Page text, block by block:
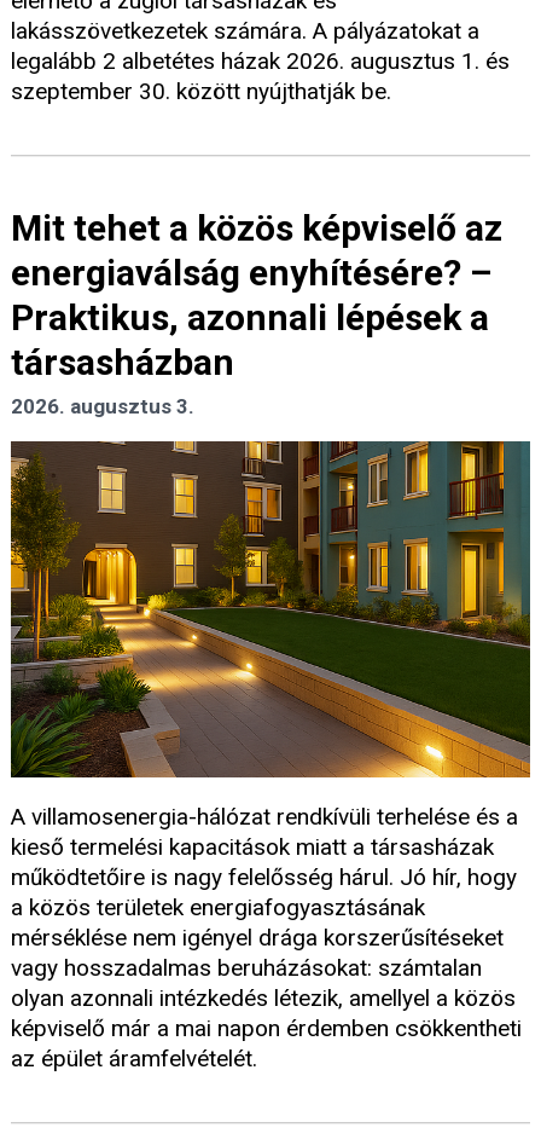
lakásszövetkezetek számára. A pályázatokat a
legalább 2 albetétes házak 2026. augusztus 1. és
szeptember 30. között nyújthatják be.
Mit tehet a közös képviselő az
energiaválság enyhítésére? –
Praktikus, azonnali lépések a
társasházban
2026. augusztus 3.
A villamosenergia-hálózat rendkívüli terhelése és a
kieső termelési kapacitások miatt a társasházak
működtetőire is nagy felelősség hárul. Jó hír, hogy
a közös területek energiafogyasztásának
mérséklése nem igényel drága korszerűsítéseket
vagy hosszadalmas beruházásokat: számtalan
olyan azonnali intézkedés létezik, amellyel a közös
képviselő már a mai napon érdemben csökkentheti
az épület áramfelvételét.